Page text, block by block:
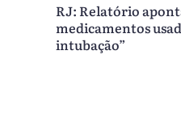
RJ: Relatório
medicamentos
intubação”